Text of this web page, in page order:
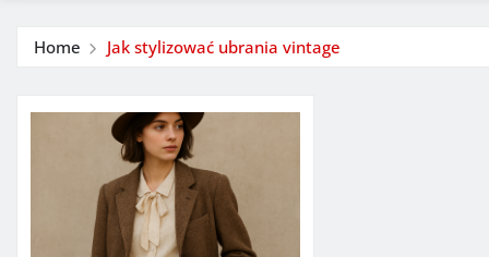
Home Jak stylizować ubrania vintage